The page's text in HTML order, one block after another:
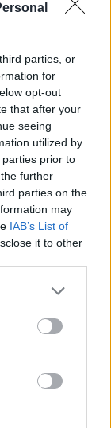
parties, or
for
opt-out
that after your
seeing
utilized by
prior to
further
parties on the
may
IAB’s List of
it to other
more Google
may click to
party tags to
below Google
$
10%
Média
% De
mensal
$
0,1577
$
0,1874
13%
1%
-4%